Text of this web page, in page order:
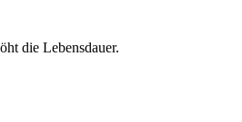
die Lebensdauer.